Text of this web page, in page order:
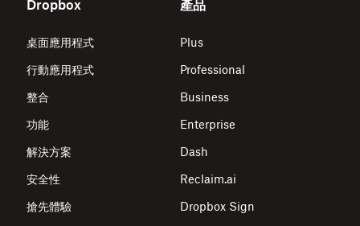
Dropbox
桌面應用程式
行動應用程式
整合
功能
解決方案
安全性
搶先體驗
產品
Plus
Professional
Business
Enterprise
Dash
Reclaim.ai
Dropbox Sign